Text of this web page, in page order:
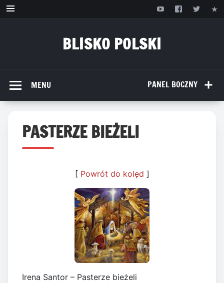
Przejdź
BLISKO POLSKI
PANEL BOCZNY
MENU
PASTERZE BIEŻELI
[ Powrót do kolęd ]
Irena Santor – Pasterze bieżeli